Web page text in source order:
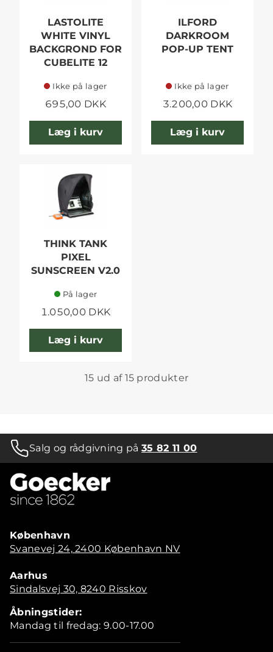
LASTOLITE
WHITE VINYL
BACKGROND FOR
CUBELITE 12
Ikke på lager
695,00 DKK
Læg i kurv
ILFORD
DARKROOM
POP-UP TENT
Ikke på lager
3.200,00 DKK
Læg i kurv
THINK TANK
PIXEL
SUNSCREEN V2.0
På lager
1.050,00 DKK
Læg i kurv
15 ud af 15 produkter
Salg og rådgivning på35 82 11 00
København
Svanevej 24, 2400 København NV
Aarhus
Sindalsvej 30, 8240 Risskov
Åbningstider:
Mandag til fredag: 9.00-17.00